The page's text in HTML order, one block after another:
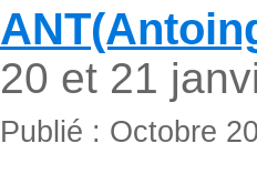
20 et 21
Publié : Octobre